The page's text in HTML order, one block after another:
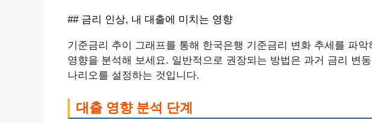
## 금리 인상, 내 대출에 미치는 영향
기준금리 추이 그래프를 통해 한국은행 기준금리 변화 추세를 파
영향을 분석해 보세요. 일반적으로 권장되는 방법은 과거 금리 변
나리오를 설정하는 것입니다.
대출 영향 분석 단계